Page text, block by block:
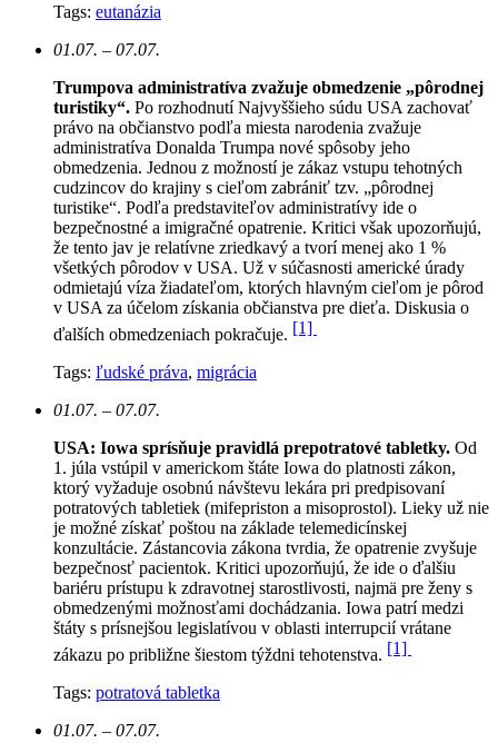
Tags: eutanázia
01.07. – 07.07.
Trumpova administratíva zvažuje obmedzenie „pôrodnej
turistiky“. Po rozhodnutí Najvyššieho súdu USA zachovať
právo na občianstvo podľa miesta narodenia zvažuje
administratíva Donalda Trumpa nové spôsoby jeho
obmedzenia. Jednou z možností je zákaz vstupu tehotných
cudzincov do krajiny s cieľom zabrániť tzv. „pôrodnej
turistike“. Podľa predstaviteľov administratívy ide o
bezpečnostné a imigračné opatrenie. Kritici však upozorňujú,
že tento jav je relatívne zriedkavý a tvorí menej ako 1 %
všetkých pôrodov v USA. Už v súčasnosti americké úrady
odmietajú víza žiadateľom, ktorých hlavným cieľom je pôrod
v USA za účelom získania občianstva pre dieťa. Diskusia o
ďalších obmedzeniach pokračuje. [1]
Tags: ľudské práva, migrácia
01.07. – 07.07.
USA: Iowa sprísňuje pravidlá prepotratové tabletky. Od
1. júla vstúpil v americkom štáte Iowa do platnosti zákon,
ktorý vyžaduje osobnú návštevu lekára pri predpisovaní
potratových tabletiek (mifepriston a misoprostol). Lieky už nie
je možné získať poštou na základe telemedicínskej
konzultácie. Zástancovia zákona tvrdia, že opatrenie zvyšuje
bezpečnosť pacientok. Kritici upozorňujú, že ide o ďalšiu
bariéru prístupu k zdravotnej starostlivosti, najmä pre ženy s
obmedzenými možnosťami dochádzania. Iowa patrí medzi
štáty s prísnejšou legislatívou v oblasti interrupcií vrátane
zákazu po približne šiestom týždni tehotenstva. [1]
Tags: potratová tabletka
01.07. – 07.07.